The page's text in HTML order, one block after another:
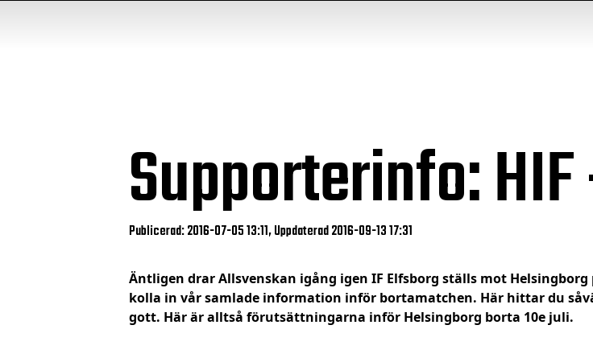
Supporterinfo:
Publicerad: 2016-07-05 13:11, Uppdaterad 2016-09-13 17:31
Äntligen drar Allsvenskan igång igen IF Elfsborg ställs mot
kolla in vår samlade information inför bortamatchen. Här hittar du
gott. Här är alltså förutsättningarna inför Helsingborg borta 10e juli.